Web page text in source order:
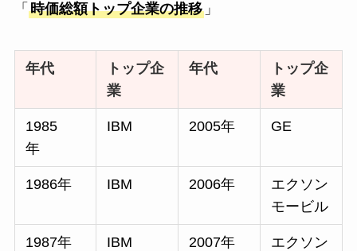
「 時価総額トップ企業の推移」
年代
トップ企
業
年代
トップ企
業
1985
年
IBM 2005年 GE
1986年 IBM 2006年
エクソン
モービル
1987年 IBM 2007年 エクソン